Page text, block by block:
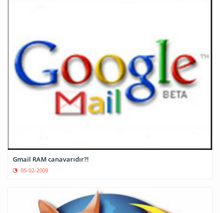
Gmail RAM canavarıdır?!
05-02-2009